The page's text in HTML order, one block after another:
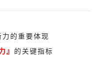
的重要体现
』 的关键指标